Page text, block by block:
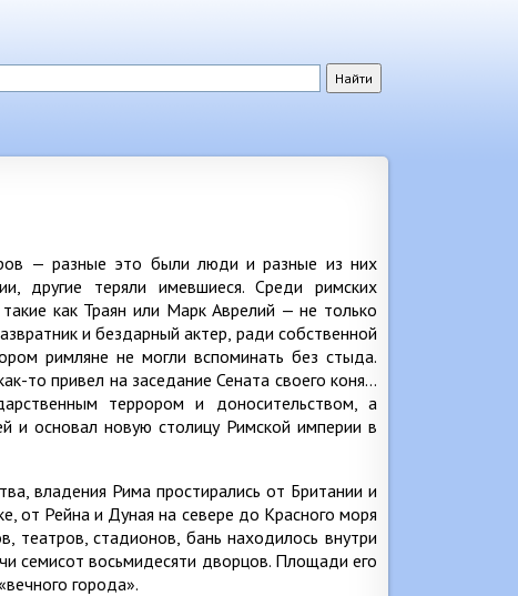
— разные это были люди и разные из них
другие теряли имевшиеся. Среди римских
как Траян или Марк Аврелий — не только
и бездарный актер, ради собственной
римляне не могли вспоминать без стыда.
то привел на заседание Сената своего коня…
террором и доносительством, а
и основал новую столицу Римской империи в
владения Рима простирались от Британии и
от Рейна и Дуная на севере до Красного моря
театров, стадионов, бань находилось внутри
семисот восьмидесяти дворцов. Площади его
города».